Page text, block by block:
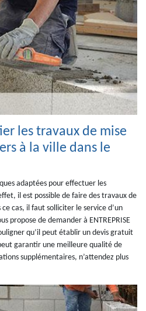
les travaux de mise
à la ville dans le
adaptées pour effectuer les
il est possible de faire des travaux de
cas, il faut solliciter le service d’un
propose de demander à ENTREPRISE
qu’il peut établir un devis gratuit
garantir une meilleure qualité de
supplémentaires, n’attendez plus